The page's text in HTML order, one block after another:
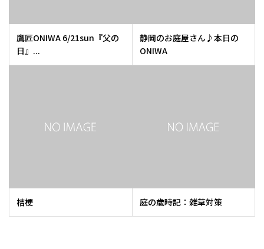
鷹匠ONIWA 6/21sun『父の
日』...
静岡のお庭屋さん♪本日の
ONIWA
桔梗 庭の歳時記：雑草対策